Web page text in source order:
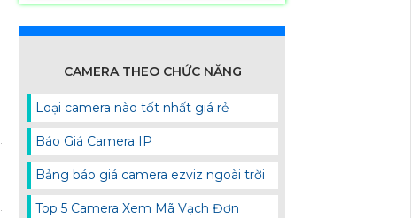
CAMERA THEO CHỨC NĂNG
Loại camera nào tốt nhất giá rẻ
Báo Giá Camera IP
Bảng báo giá camera ezviz ngoài trời
Top 5 Camera Xem Mã Vạch Đơn